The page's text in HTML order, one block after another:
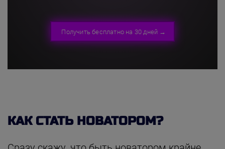
Получить бесплатно на 30 дней →
КАК СТАТЬ НОВАТОРОМ?